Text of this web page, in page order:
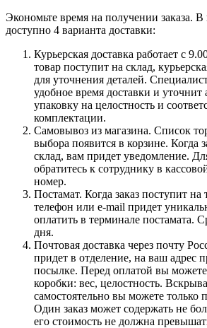
Экономьте время на получении заказа. В
доступно 4 варианта доставки:
Курьерская доставка работает с
товар поступит на склад,
для уточнения деталей.
удобное время доставки и уточнит
упаковку на целостность и
комплектации.
Самовывоз из магазина. Список
выбора появится в корзине. Когда
склад, вам придет уведомление.
обратитесь к сотруднику в
номер.
Постамат. Когда заказ поступит на
телефон или e-mail придет
оплатить в терминале постамата.
дня.
Почтовая доставка через почту
придет в отделение, на ваш адрес
посылке. Перед оплатой вы
коробки: вес, целостность.
самостоятельно вы можете только
Один заказ может содержать не
его стоимость не должна